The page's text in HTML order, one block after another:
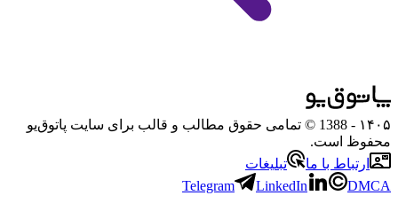
۱۴۰۵
- 1388 © تمامی حقوق مطالب و قالب برای سایت پاتوق‌یو
محفوظ است.
ارتباط با ما
تبلیغات
Telegram
LinkedIn DMCA